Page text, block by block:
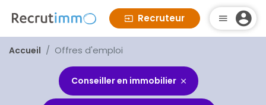
Recruteur
Accueil Offres d'emploi
Conseiller en immobilier